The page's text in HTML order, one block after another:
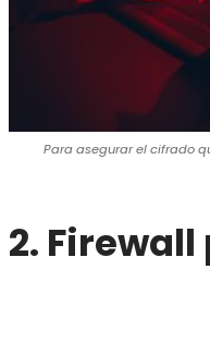
Para asegurar el cifrado
2.